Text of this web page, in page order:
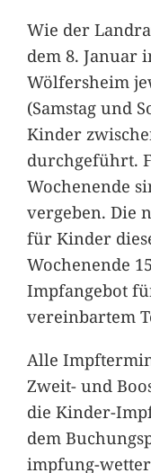
Wie der
dem 8. Januar
Wölfersheim
(Samstag und
Kinder
durchgeführt.
Wochenende
vergeben. Die
für Kinder
Wochenende
Impfangebot
vereinbartem
Alle
Zweit- und
die Kinder-
dem
impfung-